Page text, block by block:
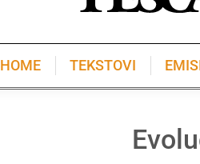
HOME TEKSTOVI